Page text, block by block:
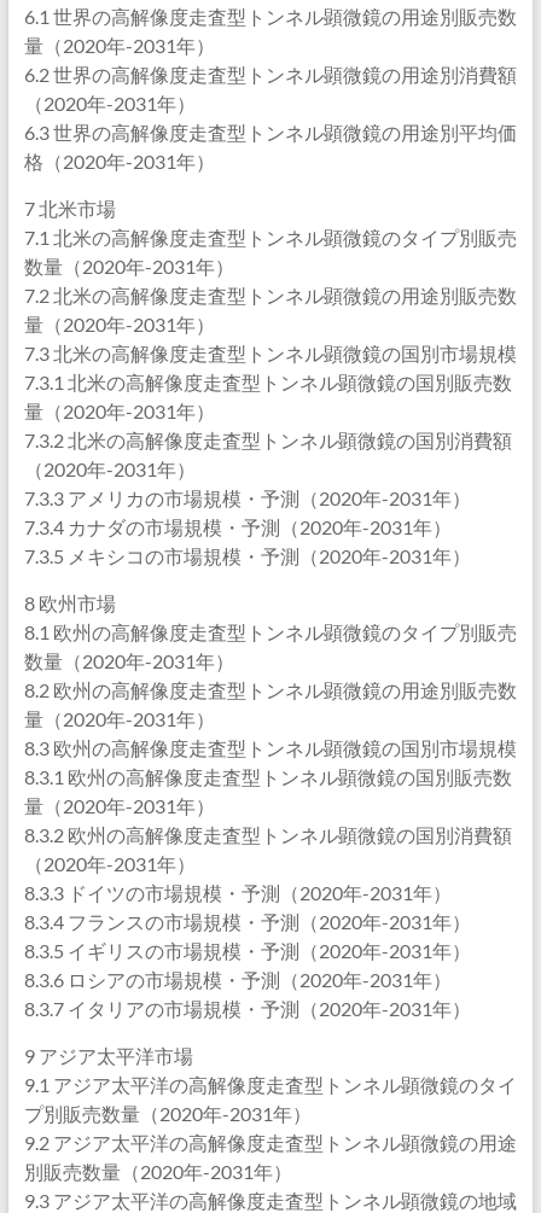
6.1 世界の高解像度走査型トンネル顕微鏡の用途別販売数
量（2020年-2031年）
6.2 世界の高解像度走査型トンネル顕微鏡の用途別消費額
（2020年-2031年）
6.3 世界の高解像度走査型トンネル顕微鏡の用途別平均価
格（2020年-2031年）
7 北米市場
7.1 北米の高解像度走査型トンネル顕微鏡のタイプ別販売
数量（2020年-2031年）
7.2 北米の高解像度走査型トンネル顕微鏡の用途別販売数
量（2020年-2031年）
7.3 北米の高解像度走査型トンネル顕微鏡の国別市場規模
7.3.1 北米の高解像度走査型トンネル顕微鏡の国別販売数
量（2020年-2031年）
7.3.2 北米の高解像度走査型トンネル顕微鏡の国別消費額
（2020年-2031年）
7.3.3 アメリカの市場規模・予測（2020年-2031年）
7.3.4 カナダの市場規模・予測（2020年-2031年）
7.3.5 メキシコの市場規模・予測（2020年-2031年）
8 欧州市場
8.1 欧州の高解像度走査型トンネル顕微鏡のタイプ別販売
数量（2020年-2031年）
8.2 欧州の高解像度走査型トンネル顕微鏡の用途別販売数
量（2020年-2031年）
8.3 欧州の高解像度走査型トンネル顕微鏡の国別市場規模
8.3.1 欧州の高解像度走査型トンネル顕微鏡の国別販売数
量（2020年-2031年）
8.3.2 欧州の高解像度走査型トンネル顕微鏡の国別消費額
（2020年-2031年）
8.3.3 ドイツの市場規模・予測（2020年-2031年）
8.3.4 フランスの市場規模・予測（2020年-2031年）
8.3.5 イギリスの市場規模・予測（2020年-2031年）
8.3.6 ロシアの市場規模・予測（2020年-2031年）
8.3.7 イタリアの市場規模・予測（2020年-2031年）
9 アジア太平洋市場
9.1 アジア太平洋の高解像度走査型トンネル顕微鏡のタイ
プ別販売数量（2020年-2031年）
9.2 アジア太平洋の高解像度走査型トンネル顕微鏡の用途
別販売数量（2020年-2031年）
9.3 アジア太平洋の高解像度走査型トンネル顕微鏡の地域